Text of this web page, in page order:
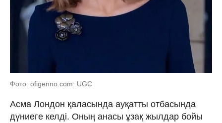
Фото: ofigenno.com: UGC
Асма Лондон қаласында ауқатты отбасында
дүниеге келді. Оның анасы ұзақ жылдар бойы